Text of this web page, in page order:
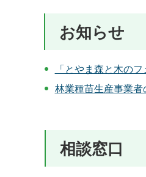
お知らせ
「とやま森と木の
林業種苗生産事業者
相談窓口